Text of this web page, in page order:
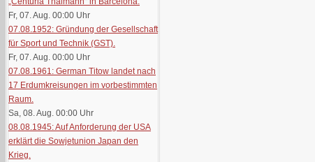
Fr, 07. Aug. 00:00 Uhr
07.08.1952: Gründung der Gesellschaft
für Sport und Technik (GST).
Fr, 07. Aug. 00:00 Uhr
07.08.1961: German Titow landet nach
17 Erdumkreisungen im vorbestimmten
Raum.
Sa, 08. Aug. 00:00 Uhr
08.08.1945: Auf Anforderung der USA
erklärt die Sowjetunion Japan den
Krieg.